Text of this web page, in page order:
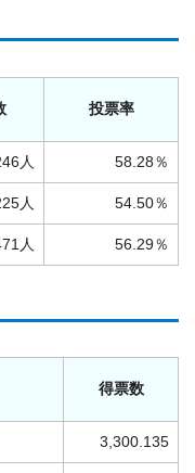
投票率
人 58.28％
人 54.50％
人 56.29％
得票数
3,300.135